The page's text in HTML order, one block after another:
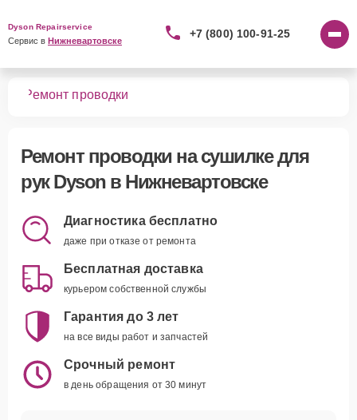
Dyson Repairservice
Сервис в Нижневартовске
+7 (800) 100-91-25
Ремонт проводки
Ремонт проводки на сушилке для
рук Dyson в Нижневартовске
Диагностика бесплатно
даже при отказе от ремонта
Бесплатная доставка
курьером собственной службы
Гарантия до 3 лет
на все виды работ и запчастей
Срочный ремонт
в день обращения от 30 минут